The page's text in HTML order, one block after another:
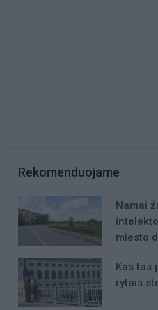
Rekomenduojame
Namai
miesto
Kas tas
rytais